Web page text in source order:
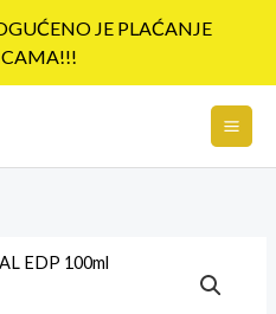
JE PLAĆANJE